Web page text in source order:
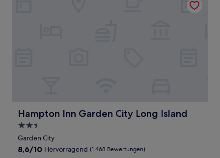
Hampton Inn Garden City Long Island
Hampton Inn Garden City Long Island
2.5-
Sterne-
Unterkunft
Garden City
8.6
8,6/10 Hervorragend (1.468 Bewertungen)